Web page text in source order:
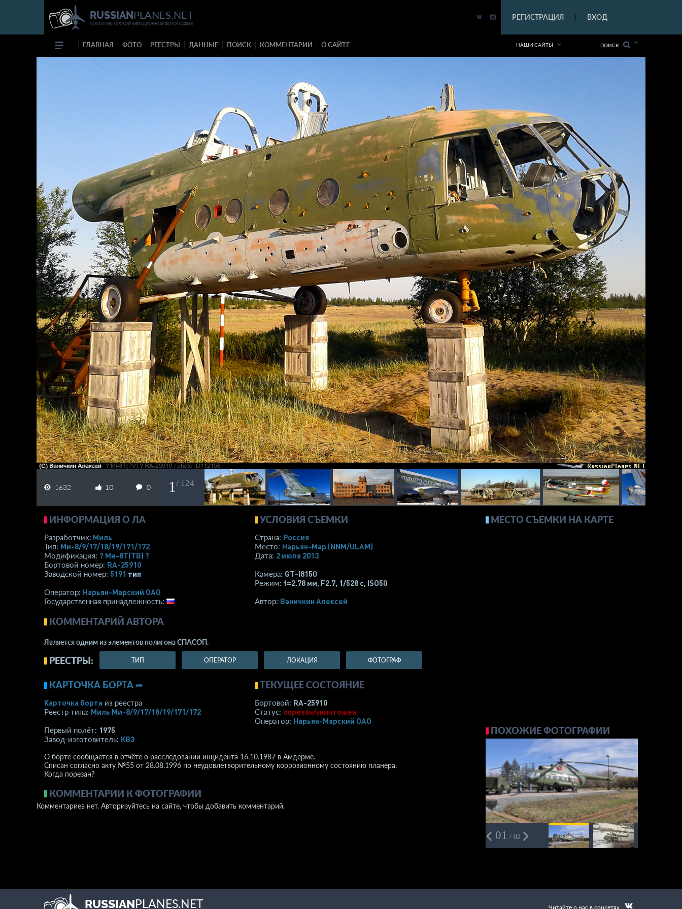
RUSSIANPLANES.NET
ПОРТАЛ АВТОРСКОЙ АВИАЦИОННОЙ ФОТОГРАФИИ
РЕГИСТРАЦИЯ ВХОД
ГЛАВНАЯ ФОТО РЕЕСТРЫ ДАННЫЕ ПОИСК КОММЕНТАРИИ О САЙТЕ НАШИ САЙТЫ ПОИСК
1632 10 0 1 / 124
ИНФОРМАЦИЯ О ЛА
Разработчик: Миль
Тип: Ми-8/9/17/18/19/171/172
Модификация: ? Ми-8Т(ТВ) ?
Бортовой номер: RA-25910
Заводской номер: 5191 тип
Оператор: Нарьян-Марский ОАО
Государственная принадлежность:
УСЛОВИЯ СЪЕМКИ
Страна: Россия
Место: Нарьян-Мар (NNM/ULAM)
Дата: 2 июля 2013
Камера: GT-I8150
Режим: f=2.78 мм, F2.7, 1/528 с, ISO50
Автор: Ваничкин Алексей
КОММЕНТАРИЙ АВТОРА
Является одним из элементов полигона СПАСОП.
РЕЕСТРЫ: ТИП ОПЕРАТОР ЛОКАЦИЯ ФОТОГРАФ
КАРТОЧКА БОРТА ➦
Карточка борта из реестра
Реестр типа: Миль Ми-8/9/17/18/19/171/172
Первый полёт: 1975
Завод-изготовитель: КВЗ
ТЕКУЩЕЕ СОСТОЯНИЕ
Бортовой: RA-25910
Статус: порезан/уничтожен
Оператор: Нарьян-Марский ОАО
О борте сообщается в отчёте о расследовании инцидента 16.10.1987 в Амдерме.
Списан согласно акту №55 от 28.08.1996 по неудовлетворительному коррозионному состоянию планера.
Когда порезан?
КОММЕНТАРИИ К ФОТОГРАФИИ
Комментариев нет. Авторизуйтесь на сайте, чтобы добавить комментарий.
МЕСТО СЪЕМКИ НА КАРТЕ
ПОХОЖИЕ ФОТОГРАФИИ
01 / 02
RUSSIANPLANES.NET Читайте о нас в соцсетях